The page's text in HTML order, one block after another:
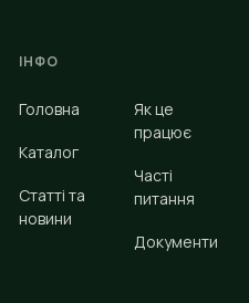
ІНФО
Головна
Каталог
Статті та
новини
Як це
працює
Часті
питання
Документи